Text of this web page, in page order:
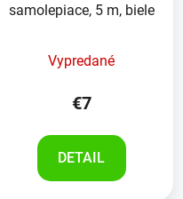
samolepiace, 5 m, biele
Vypredané
€7
DETAIL